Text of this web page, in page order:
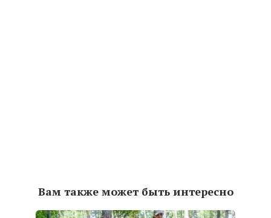
Вам также может быть интересно